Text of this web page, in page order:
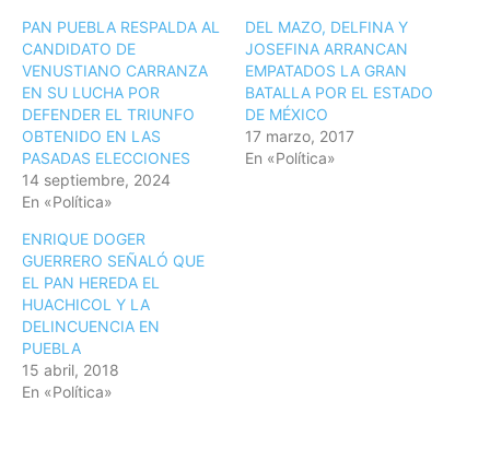
PAN PUEBLA RESPALDA AL
CANDIDATO DE
VENUSTIANO CARRANZA
EN SU LUCHA POR
DEFENDER EL TRIUNFO
OBTENIDO EN LAS
PASADAS ELECCIONES
14 septiembre, 2024
En «Política»
DEL MAZO, DELFINA Y
JOSEFINA ARRANCAN
EMPATADOS LA GRAN
BATALLA POR EL ESTADO
DE MÉXICO
17 marzo, 2017
En «Política»
ENRIQUE DOGER
GUERRERO SEÑALÓ QUE
EL PAN HEREDA EL
HUACHICOL Y LA
DELINCUENCIA EN
PUEBLA
15 abril, 2018
En «Política»